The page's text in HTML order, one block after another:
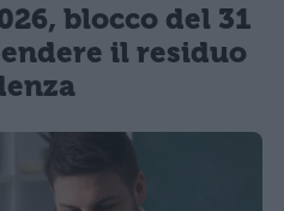
blocco del 31
il residuo